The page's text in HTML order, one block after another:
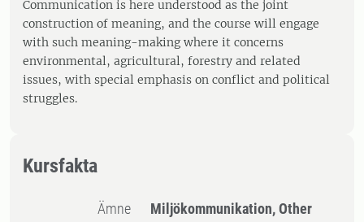
Communication is here understood as the joint
construction of meaning, and the course will engage
with such meaning-making where it concerns
environmental, agricultural, forestry and related
issues, with special emphasis on conflict and political
struggles.
Kursfakta
Ämne
Miljökommunikation, Other